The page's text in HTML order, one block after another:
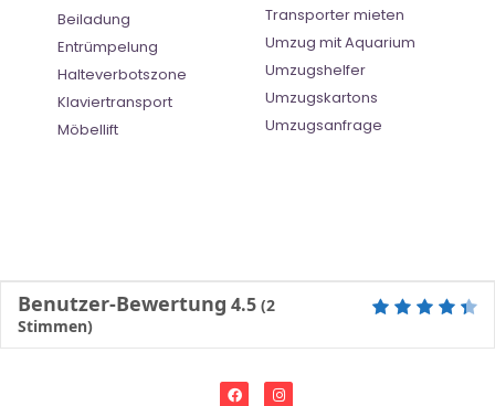
Beiladung
Entrümpelung
Halteverbotszone
Klaviertransport
Möbellift
Transporter mieten
Umzug mit Aquarium
Umzugshelfer
Umzugskartons
Umzugsanfrage
Benutzer-Bewertung 4.5 (2
Stimmen)